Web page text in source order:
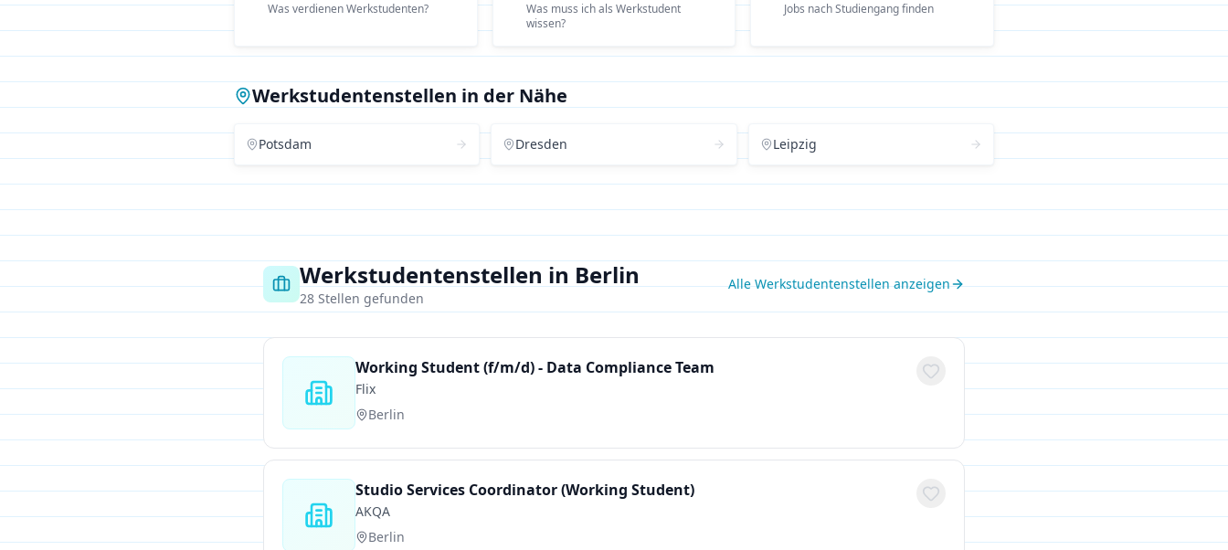
Was verdienen Werkstudenten?
Was muss ich als Werkstudent
wissen?
Jobs nach Studiengang finden
Werkstudentenstellen in der Nähe
Potsdam Dresden Leipzig
Werkstudentenstellen in Berlin
28 Stellen gefunden
Alle Werkstudentenstellen anzeigen
Working Student (f/m/d) - Data Compliance Team
Flix
Berlin
Studio Services Coordinator (Working Student)
AKQA
Berlin